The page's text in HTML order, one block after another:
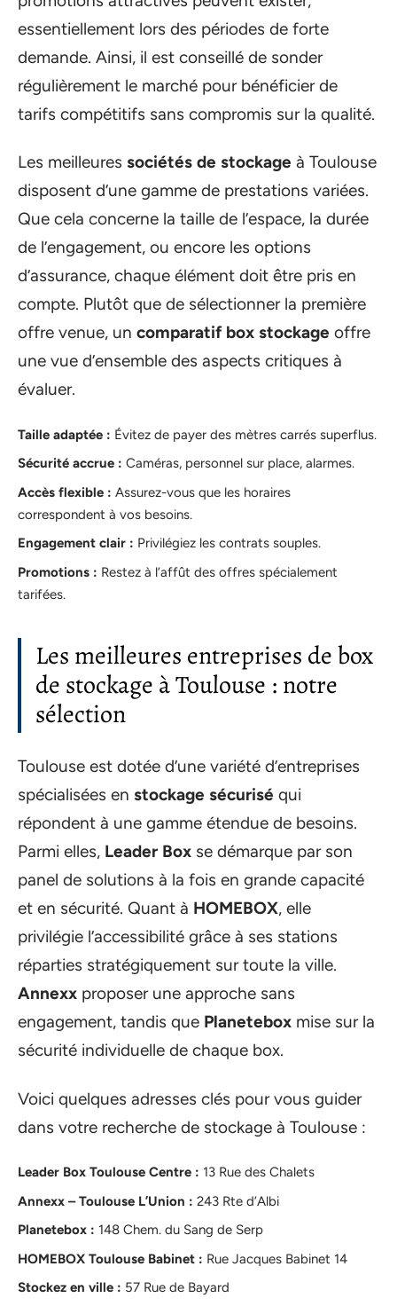
essentiellement lors des périodes de forte
demande. Ainsi, il est conseillé de sonder
régulièrement le marché pour bénéficier de
tarifs compétitifs sans compromis sur la qualité.
Les meilleures sociétés de stockage à Toulouse
disposent d’une gamme de prestations variées.
Que cela concerne la taille de l’espace, la durée
de l’engagement, ou encore les options
d’assurance, chaque élément doit être pris en
compte. Plutôt que de sélectionner la première
offre venue, un comparatif box stockage offre
une vue d’ensemble des aspects critiques à
évaluer.
Taille adaptée : Évitez de payer des mètres carrés superflus.
Sécurité accrue : Caméras, personnel sur place, alarmes.
Accès flexible : Assurez-vous que les horaires
correspondent à vos besoins.
Engagement clair : Privilégiez les contrats souples.
Promotions : Restez à l’affût des offres spécialement
tarifées.
Les meilleures entreprises de box
de stockage à Toulouse : notre
sélection
Toulouse est dotée d’une variété d’entreprises
spécialisées en stockage sécurisé qui
répondent à une gamme étendue de besoins.
Parmi elles, Leader Box se démarque par son
panel de solutions à la fois en grande capacité
et en sécurité. Quant à HOMEBOX, elle
privilégie l’accessibilité grâce à ses stations
réparties stratégiquement sur toute la ville.
Annexx proposer une approche sans
engagement, tandis que Planetebox mise sur la
sécurité individuelle de chaque box.
Voici quelques adresses clés pour vous guider
dans votre recherche de stockage à Toulouse :
Leader Box Toulouse Centre : 13 Rue des Chalets
Annexx – Toulouse L’Union : 243 Rte d’Albi
Planetebox : 148 Chem. du Sang de Serp
HOMEBOX Toulouse Babinet : Rue Jacques Babinet 14
Stockez en ville : 57 Rue de Bayard